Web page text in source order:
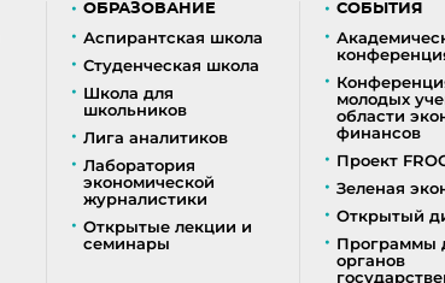
ОБРАЗОВАНИЕ
Аспирантская школа
Студенческая школа
Школа для
школьников
Лига аналитиков
Лаборатория
экономической
журналистики
Открытые лекции и
семинары
СОБЫТИЯ
молодых
области
финансов
Проект
Зеленая
Открытый
Программы
органов